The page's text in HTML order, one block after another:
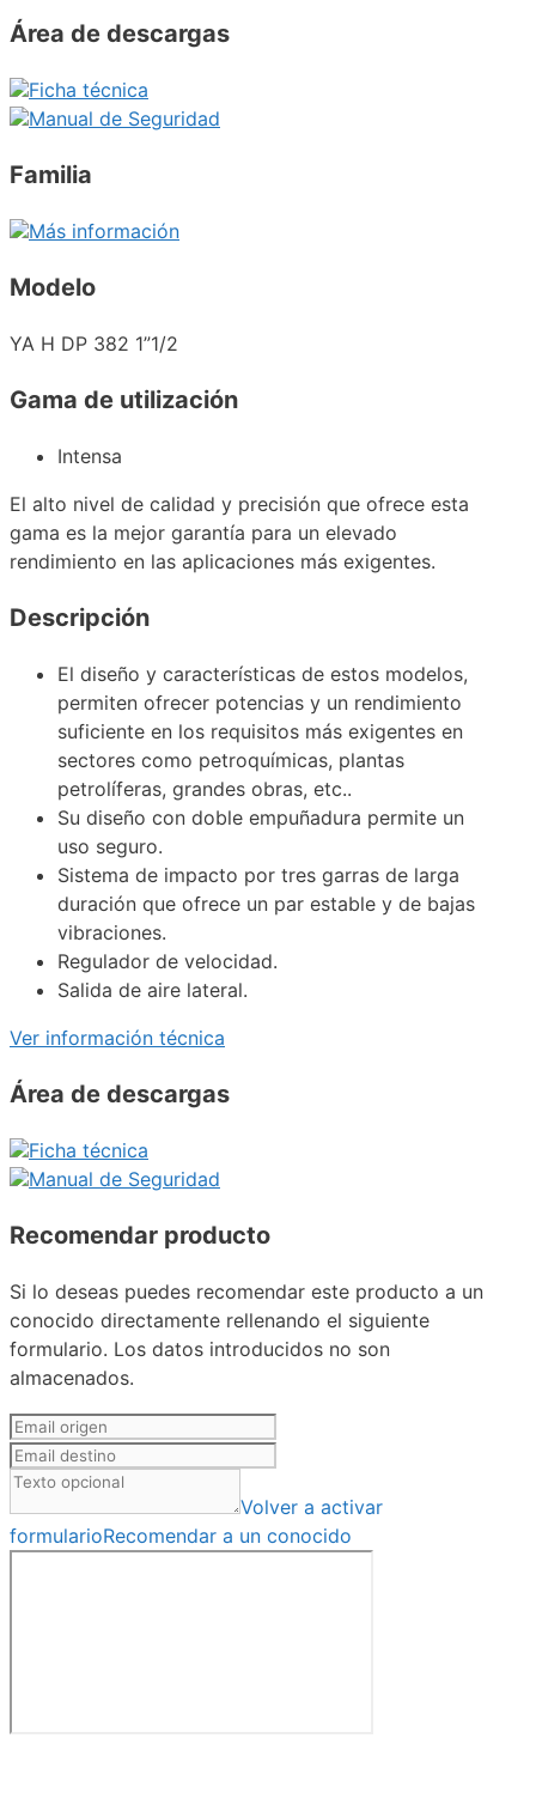
Área de descargas
Ficha técnica
Manual de Seguridad
Familia
Más información
Modelo
YA H DP 382 1”1/2
Gama de utilización
Intensa
El alto nivel de calidad y precisión que ofrece esta
gama es la mejor garantía para un elevado
rendimiento en las aplicaciones más exigentes.
Descripción
El diseño y características de estos modelos,
permiten ofrecer potencias y un rendimiento
suficiente en los requisitos más exigentes en
sectores como petroquímicas, plantas
petrolíferas, grandes obras, etc..
Su diseño con doble empuñadura permite un
uso seguro.
Sistema de impacto por tres garras de larga
duración que ofrece un par estable y de bajas
vibraciones.
Regulador de velocidad.
Salida de aire lateral.
Ver información técnica
Área de descargas
Ficha técnica
Manual de Seguridad
Recomendar producto
Si lo deseas puedes recomendar este producto a un
conocido directamente rellenando el siguiente
formulario. Los datos introducidos no son
almacenados.
Volver a activar
formularioRecomendar a un conocido